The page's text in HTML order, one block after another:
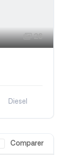
26
Diesel
Comparer